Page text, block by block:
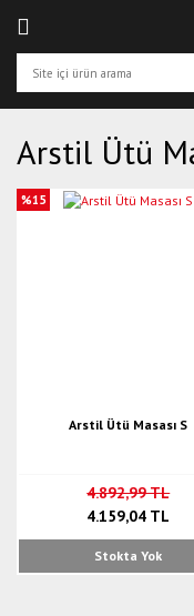
Arstil Ütü
%15
Arstil Ütü Masası S
4.892,99 TL
4.159,04 TL
Stokta Yok